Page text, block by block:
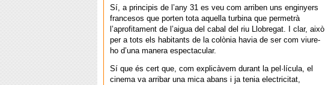
Sí, a principis de l’any 31 es veu com arriben uns enginyers
francesos que porten tota aquella turbina que permetrà
l’aprofitament de l’aigua del cabal del riu Llobregat. I clar, això
per a tots els habitants de la colònia havia de ser com viure-
ho d’una manera espectacular.
Sí que és cert que, com explicàvem durant la pel·lícula, el
cinema va arribar una mica abans i ja tenia electricitat,